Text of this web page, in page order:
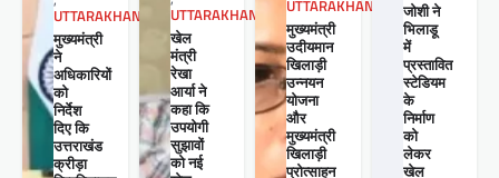
UTTARAKHAND
मुख्यमंत्री
ने
अधिकारियों
को
निर्देश
दिए कि
उत्तराखंड
क्रीड़ा
UTTARAKHAND
खेल
मंत्री
रेखा
आर्या ने
कहा कि
उपयोगी
सुझावों
को नई
UTTARAKHAND
मुख्यमंत्री
उदीयमान
खिलाड़ी
उन्नयन
योजना
और
मुख्यमंत्री
खिलाड़ी
प्रोत्साहन
जोशी ने
भिलाडू
में
प्रस्तावित
स्टेडियम
के
निर्माण
को
लेकर
खेल